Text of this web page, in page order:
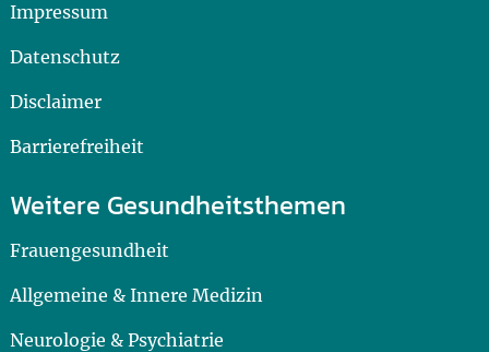
Impressum
Datenschutz
Disclaimer
Barrierefreiheit
Weitere Gesundheitsthemen
Frauengesundheit
Allgemeine & Innere Medizin
Neurologie & Psychiatrie